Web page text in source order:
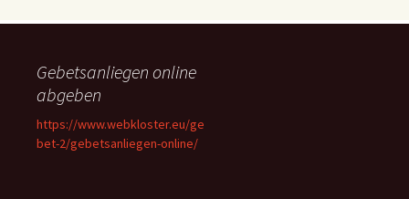
Gebetsanliegen online
abgeben
https://www.webkloster.eu/ge
bet-2/gebetsanliegen-online/